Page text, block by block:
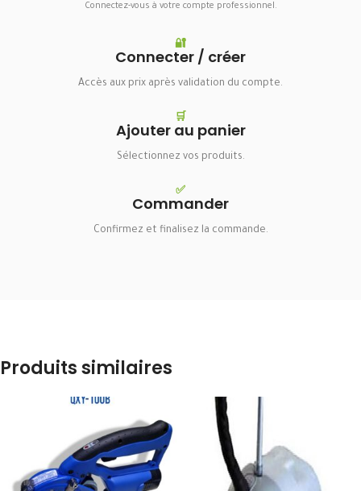
Connectez-vous à votre compte professionnel.
🔐
Connecter / créer
Accès aux prix après validation du compte.
🛒
Ajouter au panier
Sélectionnez vos produits.
✅
Commander
Confirmez et finalisez la commande.
Produits similaires